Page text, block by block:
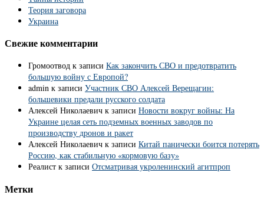
Теория заговора
Украина
Свежие комментарии
Громоотвод к записи Как закончить СВО и предотвратить
большую войну с Европой?
admin к записи Участник СВО Алексей Верещагин:
большевики предали русского солдата
Алексей Николаевич к записи Новости вокруг войны: На
Украине целая сеть подземных военных заводов по
производству дронов и ракет
Алексей Николаевич к записи Китай панически боится потерять
Россию, как стабильную «кормовую базу»
Реалист к записи Отсматривая укроленинский агитпроп
Метки